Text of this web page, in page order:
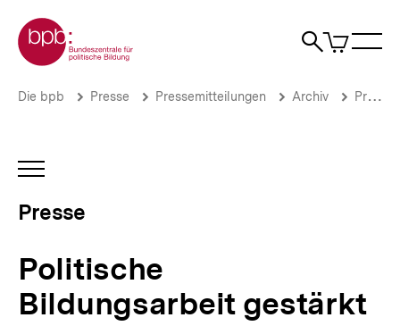
zum
Seiteninhalt
springen
Zur Startseite der bpb
Suche
Artikel
im
Politische
Presse
Brotkrümelnavigation
Pfadnavigation
Die bpb Presse Pressemitteilungen Archiv Pressemitteilungen 2007
INHALTSNAVIGATION
Presse
Politische
Bildungsarbeit gestärkt